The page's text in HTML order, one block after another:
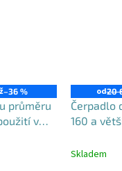
–36 %
průměru
v
od20
Čerpadlo
160 a
set 4STE s
Skladem